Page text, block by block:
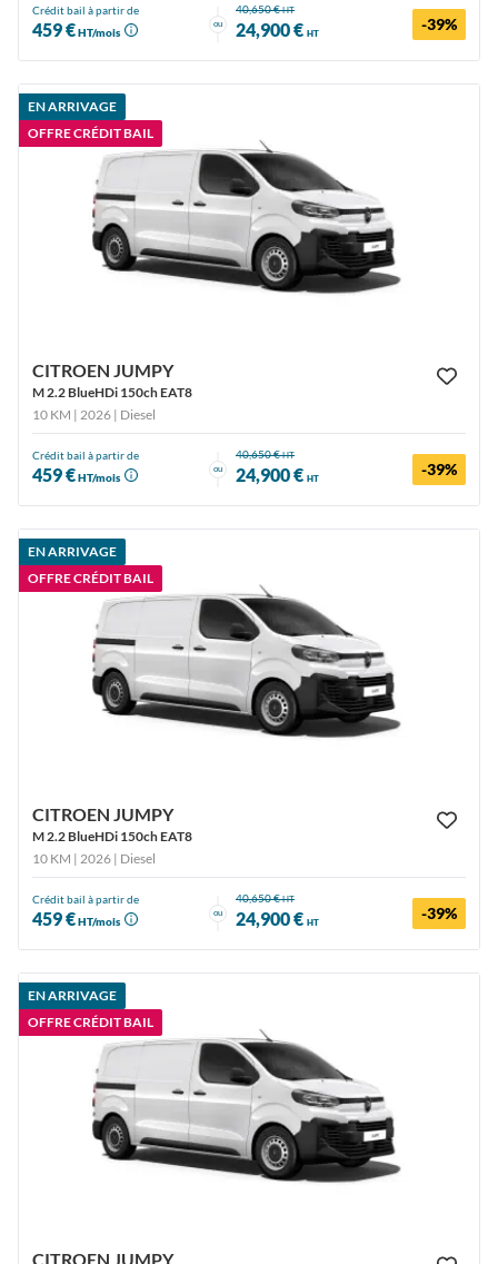
Crédit bail à partir de
459 €HT/mois
ou
40,650 €HT
24,900 € HT -39%
EN ARRIVAGE
OFFRE CRÉDIT BAIL
CITROEN JUMPY
M 2.2 BlueHDi 150ch EAT8
10 KM | 2026 | Diesel
Crédit bail à partir de
459 €HT/mois
ou
40,650 €HT
24,900 € HT -39%
EN ARRIVAGE
OFFRE CRÉDIT BAIL
CITROEN JUMPY
M 2.2 BlueHDi 150ch EAT8
10 KM | 2026 | Diesel
Crédit bail à partir de
459 €HT/mois
ou
40,650 €HT
24,900 € HT -39%
EN ARRIVAGE
OFFRE CRÉDIT BAIL
CITROEN JUMPY